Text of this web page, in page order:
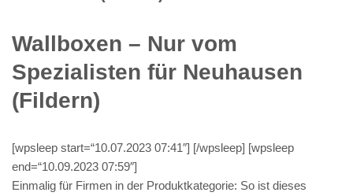
Wallboxen – Nur vom
Spezialisten für Neuhausen
(Fildern)
[wpsleep start=“10.07.2023 07:41″] [/wpsleep] [wpsleep
end=“10.09.2023 07:59″]
Einmalig für Firmen in der Produktkategorie: So ist dieses